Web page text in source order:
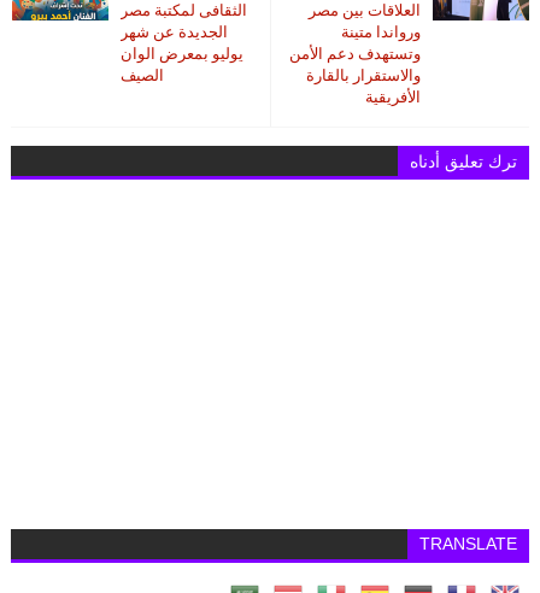
الثقافى لمكتبة مصر
الجديدة عن شهر
يوليو بمعرض الوان
الصيف
العلاقات بين مصر
ورواندا متينة
وتستهدف دعم الأمن
والاستقرار بالقارة
الأفريقية
ترك تعليق أدناه
TRANSLATE